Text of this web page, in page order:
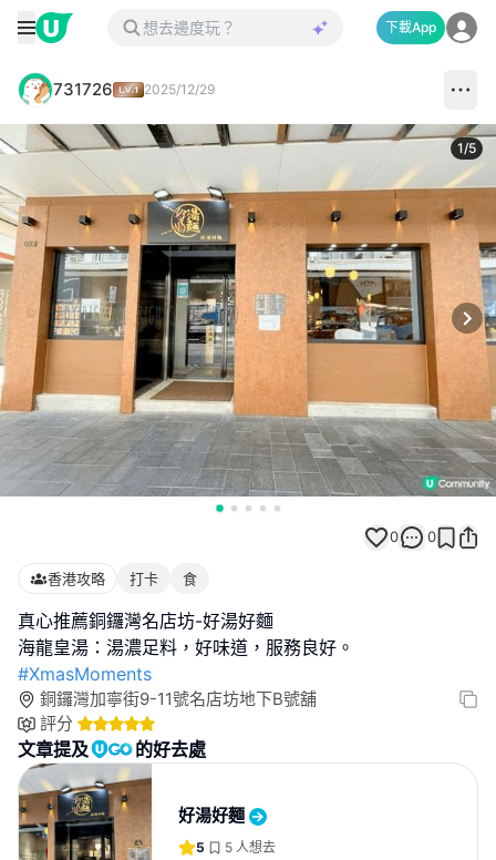
下載App
731726 2025/12/29
1/5
0 0
香港攻略 打卡 食
真心推薦銅鑼灣名店坊-好湯好麵
#XmasMoments
銅鑼灣加寧街9-11號名店坊地下B號舖
評分
文章提及 的好去處
好湯好麵
5 5 人想去